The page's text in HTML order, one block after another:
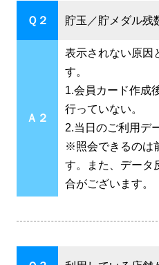
Ｑ２ 貯玉／貯メダル残
Ａ２
表示されない原因
す。
1.会員カード作成
行っていない。
2.当日のご利用デ
※照会できるのは
す。また、データ
合がございます。